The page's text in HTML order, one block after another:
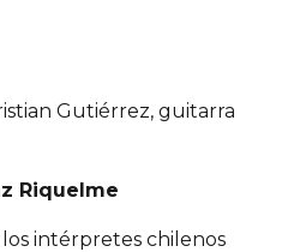
Gutiérrez, guitarra
Riquelme
intérpretes chilenos